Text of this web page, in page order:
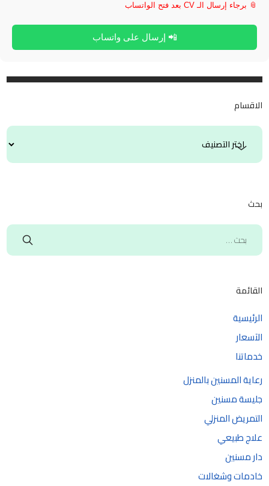
📎 برجاء إرسال الـ CV بعد فتح الواتساب
📲 إرسال على واتساب
الاقسام
بحث
القائمة
الرئيسية
الآسعار
خدماتنا
رعاية المسنين بالمنزل
جليسة مسنين
التمريض المنزلي
علاج طبيعي
دار مسنين
خادمات وشغالات